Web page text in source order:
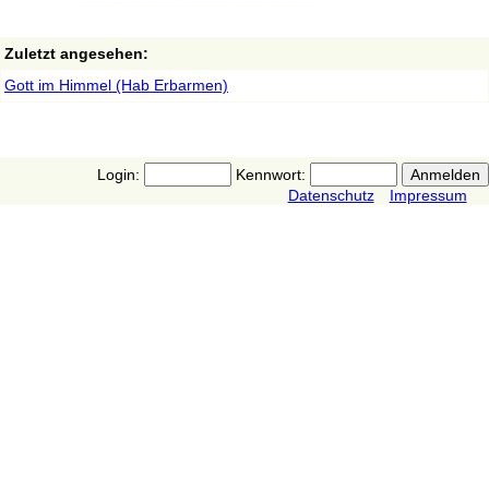
Zuletzt angesehen:
Gott im Himmel (Hab Erbarmen)
Login:
Kennwort:
Datenschutz
Impressum